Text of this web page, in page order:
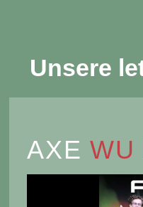
Unsere
AXE WU